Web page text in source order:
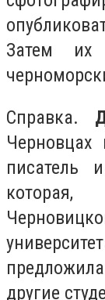
Затем
Справка.
Черновцах
писатель
другие